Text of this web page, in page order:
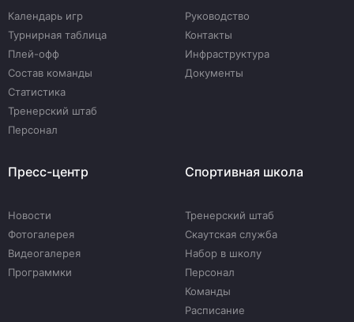
Календарь игр
Турнирная таблица
Плей-офф
Состав команды
Статистика
Тренерский штаб
Персонал
Руководство
Контакты
Инфраструктура
Документы
Пресс-центр
Новости
Фотогалерея
Видеогалерея
Программки
Спортивная школа
Тренерский штаб
Скаутская служба
Набор в школу
Персонал
Команды
Расписание